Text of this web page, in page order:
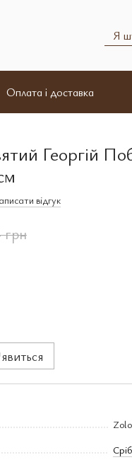
Оплата і доставка
Георгій
відгук
грн